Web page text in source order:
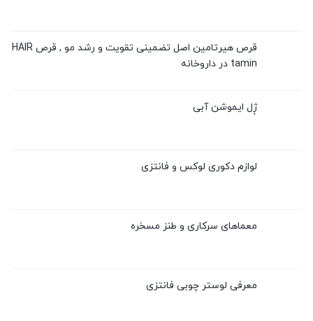
قرص هیرتامین اصل تضمینی تقویت و رشد مو , قرص HAIR
tamin در داروخانه
ژٖل ایموشن آبی
لوازم دکوری لوکس و فانتزی
معماهای سرکاری و طنز مسخره
معرفی لوستر چوبی فانتزی